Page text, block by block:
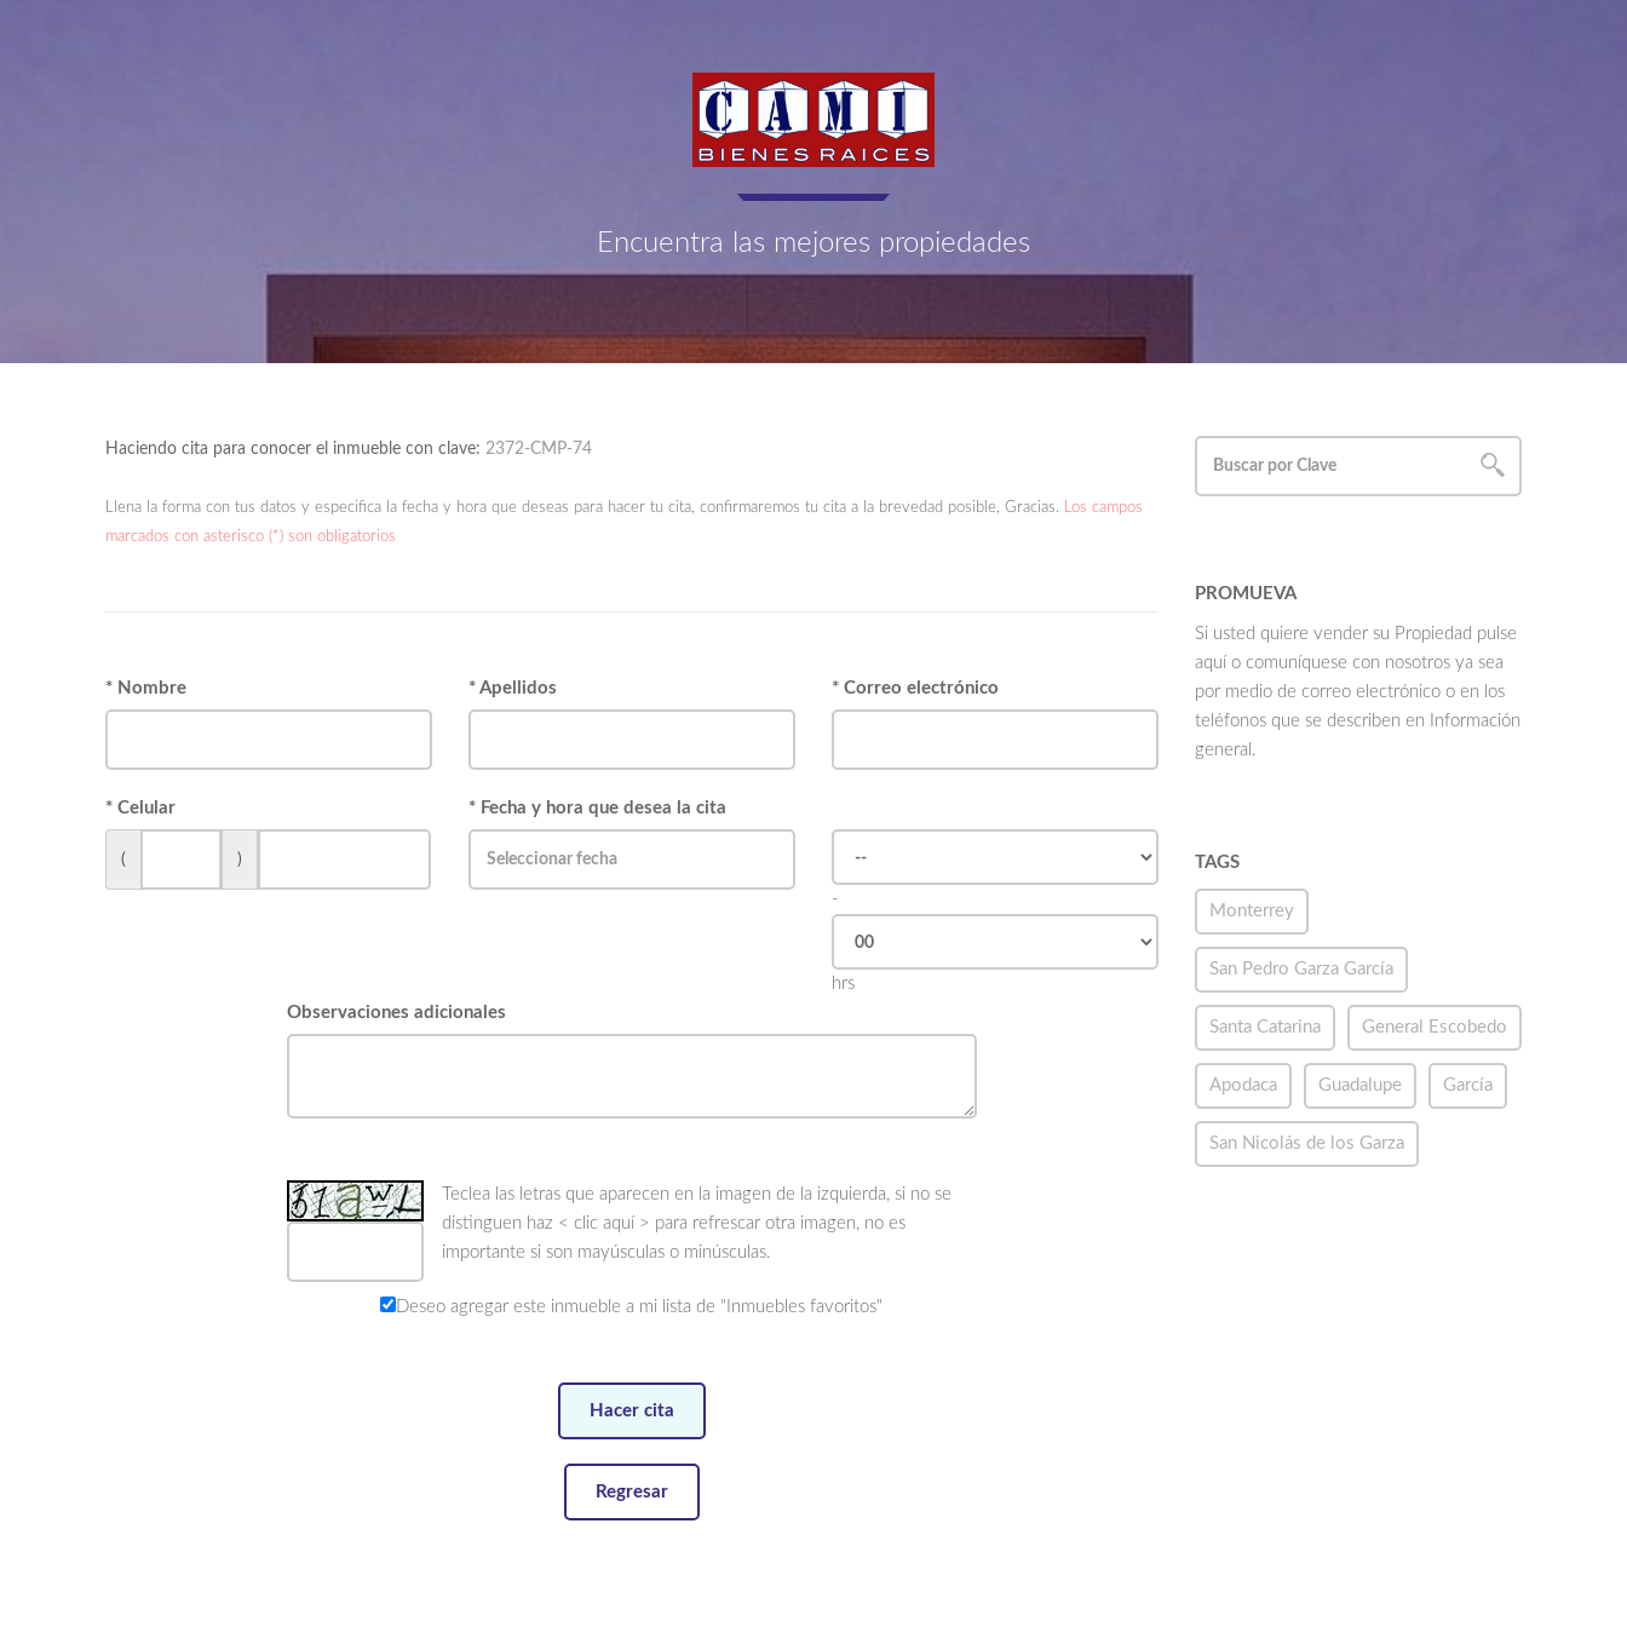
Encuentra las mejores propiedades
Haciendo cita para conocer el inmueble con clave: 2372-CMP-74
Llena la forma con tus datos y especifica la fecha y hora que deseas para hacer tu cita, confirmaremos tu cita a la brevedad posible, Gracias.
Los campos
marcados con asterisco (*) son obligatorios
* Nombre * Apellidos * Correo electrónico
* Celular
( )
* Fecha y hora que desea la cita
-
hrs
Observaciones adicionales
Teclea las letras que aparecen en la imagen de la izquierda, si no se
distinguen haz < clic aquí > para refrescar otra imagen, no es
importante si son mayúsculas o minúsculas.
Deseo agregar este inmueble a mi lista de "Inmuebles favoritos"
PROMUEVA
Si usted quiere vender su Propiedad pulse
aquí o comuníquese con nosotros ya sea
por medio de correo electrónico o en los
teléfonos que se describen en Información
general.
TAGS
Monterrey
San Pedro Garza García
Santa Catarina General Escobedo
Apodaca Guadalupe García
San Nicolás de los Garza